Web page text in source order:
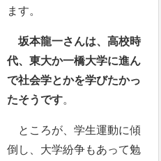
ます。
坂本龍一さんは、高校時
代、東大か一橋大学に進ん
で社会学とかを学びたかっ
たそうです
ところが、学生運動に傾
倒し、大学紛争もあって勉